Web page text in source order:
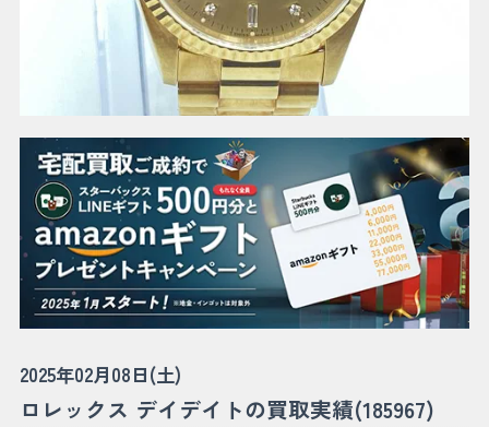
2025年02月08日(土)
ロレックス デイデイトの買取実績(185967)